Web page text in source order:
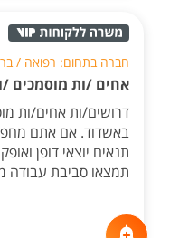
חברה בתחום: רפואה /
אחים /ות מוסמכים /
דרושים/ות אחים/ות
באשדוד. אם אתם
תנאים יוצאי דופן
תמצאו סביבת עבודה